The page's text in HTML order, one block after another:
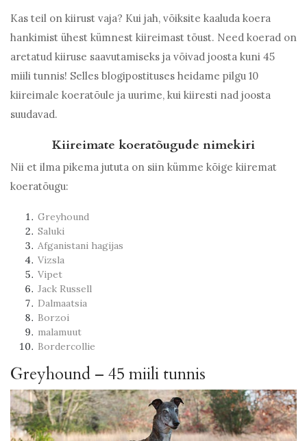
Kas teil on kiirust vaja? Kui jah, võiksite kaaluda koera
hankimist ühest kümnest kiireimast tõust. Need koerad on
aretatud kiiruse saavutamiseks ja võivad joosta kuni 45
miili tunnis! Selles blogipostituses heidame pilgu 10
kiireimale koeratõule ja uurime, kui kiiresti nad joosta
suudavad.
Kiireimate koeratõugude nimekiri
Nii et ilma pikema jututa on siin kümme kõige kiiremat
koeratõugu:
Greyhound
Saluki
Afganistani hagijas
Vizsla
Vipet
Jack Russell
Dalmaatsia
Borzoi
malamuut
Bordercollie
Greyhound – 45 miili tunnis